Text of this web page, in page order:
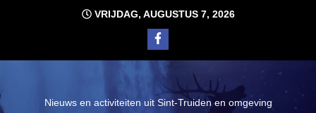
VRIJDAG, AUGUSTUS 7, 2026
Nieuws en activiteiten uit Sint-Truiden en omgeving